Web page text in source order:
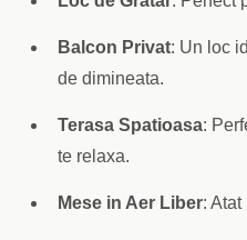
Balcon Privat: Un loc
de dimineata.
Terasa Spatioasa:
te relaxa.
Mese in Aer Liber: